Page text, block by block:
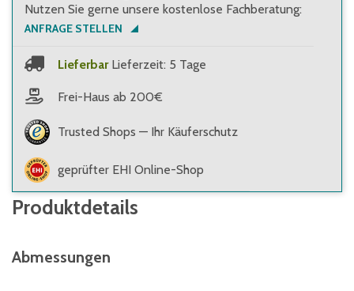
Nutzen Sie gerne unsere kostenlose Fachberatung:
ANFRAGE STELLEN
Lieferbar Lieferzeit: 5 Tage
Frei-Haus ab 200€
Trusted Shops — Ihr Käuferschutz
geprüfter EHI Online-Shop
Produktdetails
Abmessungen